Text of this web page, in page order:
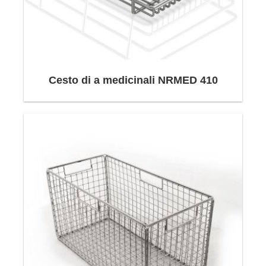
istituzioni e organizzazioni sanitarie vengono
eseguiti tramite cestelli di filo medico.
cesti in filo medico in base alle tue esigenze;
Cestelli per sterilizzazione NRMED 575
Cestelli per sterilizzazione NRMED 585
Cestello in filo per medicazione NRMED 410
Cestello in filo per medicazione NRMED 420
Cestello in filo per medicazione NRMED 430
Cestello in filo per medicazione NRMED 440
Cestello per pulizia ad ultrasuoni
Cestello per pulizia ad ultrasuoni con maniglie
Cesto di a medicinali NRMED 410